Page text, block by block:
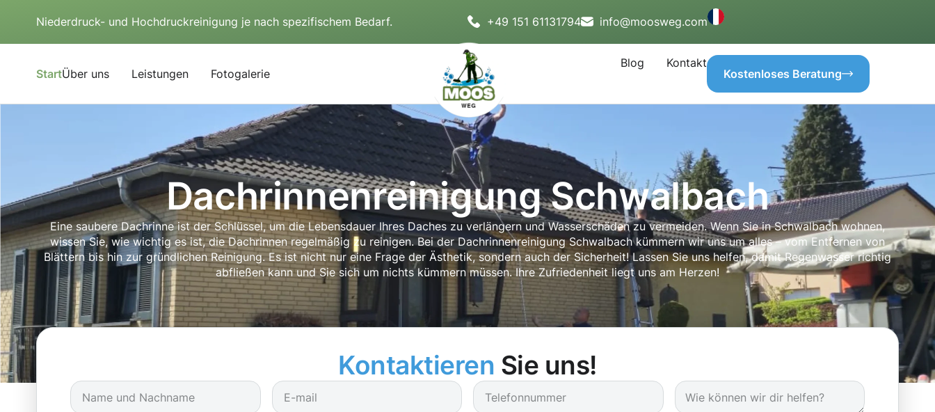
Niederdruck- und Hochdruckreinigung je nach spezifischem Bedarf. +49 151 61131794 info@moosweg.com
StartÜber uns Leistungen Fotogalerie
Blog
Kontakt
Kostenloses Beratung
Dachrinnenreinigung Schwalbach
Eine saubere Dachrinne ist der Schlüssel, um die Lebensdauer Ihres Daches zu verlängern und Wasserschäden zu vermeiden. Wenn Sie in Schwalbach wohnen,
wissen Sie, wie wichtig es ist, die Dachrinnen regelmäßig zu reinigen. Bei der Dachrinnenreinigung Schwalbach kümmern wir uns um alles – vom Entfernen von
Blättern bis hin zur gründlichen Reinigung. Es ist nicht nur eine Frage der Ästhetik, sondern auch der Sicherheit! Lassen Sie uns helfen, damit Regenwasser richtig
abfließen kann und Sie sich um nichts kümmern müssen. Ihre Zufriedenheit liegt uns am Herzen!
Kontaktieren Sie uns!